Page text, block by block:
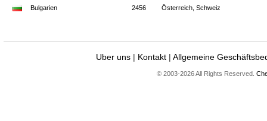
Bulgarien 2456 Österreich, Schweiz
Uber uns | Kontakt |Allgemeine
© 2003-2026 All Rights Reserved.